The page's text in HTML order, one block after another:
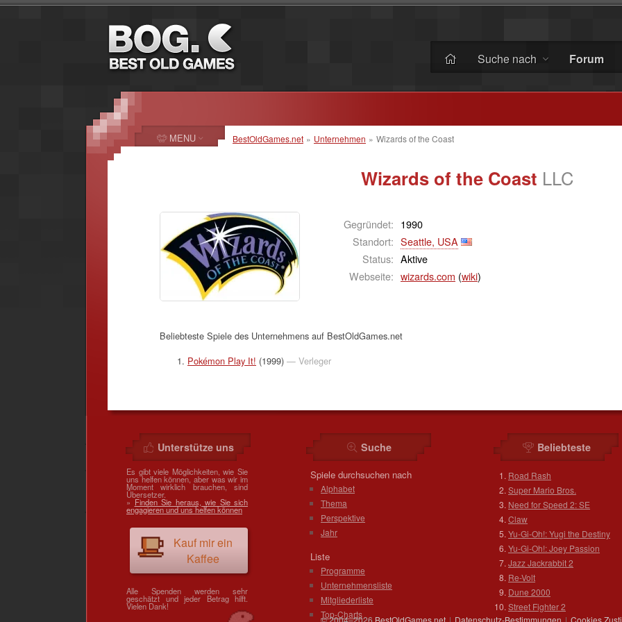
Suche nach Forum
BestOldGames.net » Unternehmen » Wizards of the Coast
Wizards of the Coast LLC
Gegründet: 1990
Standort: Seattle, USA
Status: Aktive
Webseite: wizards.com (wiki)
Beliebteste Spiele des Unternehmens auf BestOldGames.net
Pokémon Play It! (1999) — Verleger
MENU
Unterstütze uns
Es gibt viele Möglichkeiten, wie Sie
uns helfen können, aber was wir im
Moment wirklich brauchen, sind
Übersetzer.
» Finden Sie heraus, wie Sie sich
engagieren und uns helfen können
Kauf mir ein
Kaffee
Alle Spenden werden sehr
geschätzt und jeder Betrag hilft.
Vielen Dank!
Suche
Spiele durchsuchen nach
Alphabet
Thema
Perspektive
Jahr
Liste
Programme
Unternehmensliste
Mitgliederliste
Top-Charts
Beliebteste
Road Rash
Super Mario Bros.
Need for Speed 2: SE
Claw
Yu-Gi-Oh!: Yugi the Destiny
Yu-Gi-Oh!: Joey Passion
Jazz Jackrabbit 2
Re-Volt
Dune 2000
Street Fighter 2
© 2004–2026 BestOldGames.net | Datenschutz-Bestimmungen | Cookies